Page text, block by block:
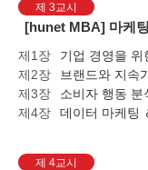
제 3교시
[hunet MBA] 마케팅
제1장
기업 경영을 위
제2장
브랜드와 지속
제3장
소비자 행동 분
제4장
데이터 마케팅
제 4교시